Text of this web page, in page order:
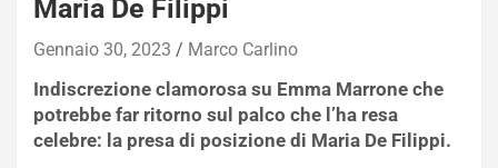
Maria De Filippi
Gennaio 30, 2023 Marco Carlino
Indiscrezione clamorosa su Emma Marrone che
potrebbe far ritorno sul palco che l’ha resa
celebre: la presa di posizione di Maria De Filippi.